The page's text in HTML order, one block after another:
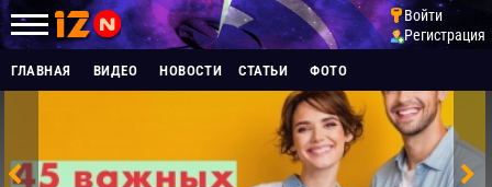
Войти
Регистрация
ГЛАВНАЯ ВИДЕО НОВОСТИ СТАТЬИ ФОТО